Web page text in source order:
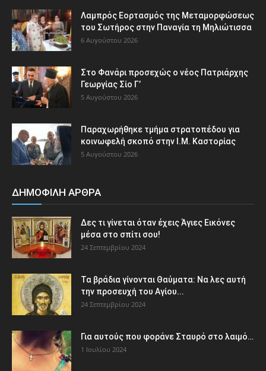
Λαμπρός Εορτασμός της Μεταμορφώσεως
του Σωτήρος στην Παναγία τη Μηλιώτισσα
6 Αυγούστου 2026
Στο Φανάρι προσεχώς ο νέος Πατριάρχης
Γεωργίας Σίο Γ’
5 Αυγούστου 2026
Παραχωρήθηκε τμήμα στρατοπέδου για
κοινωφελή σκοπό στην Ι.Μ. Καστορίας
5 Αυγούστου 2026
ΔΗΜΟΦΙΛΗ ΑΡΘΡΑ
Δες τι γίνεται όταν έχεις Άγιες Εικόνες
μέσα στο σπίτι σου!
24 Σεπτεμβρίου 2024
Τα βράδια γίνονται Θαύματα: Να λες αυτή
την προσευχή του Αγίου...
24 Σεπτεμβρίου 2024
Για αυτούς που φοράνε Σταυρό στο λαιμό…
1 Ιουλίου 2024